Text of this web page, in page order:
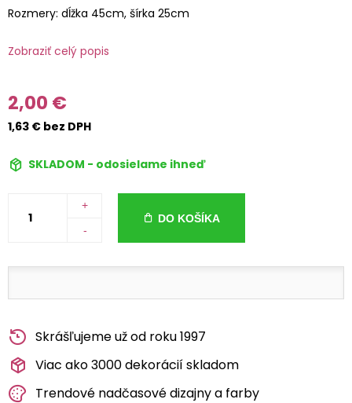
Rozmery: dĺžka 45cm, šírka 25cm
Zobraziť celý popis
2,00 €
1,63 € bez DPH
SKLADOM - odosielame ihneď
+
-
DO KOŠÍKA
Skrášľujeme už od roku 1997
Viac ako 3000 dekorácií skladom
Trendové nadčasové dizajny a farby